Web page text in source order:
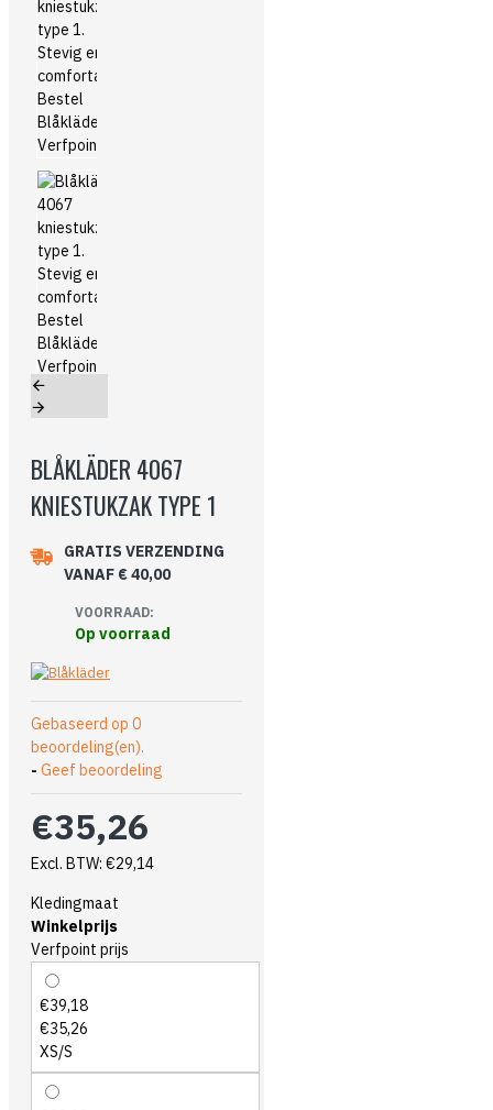
BLÅKLÄDER 4067
KNIESTUKZAK TYPE 1
GRATIS VERZENDING
VANAF € 40,00
VOORRAAD:
Op voorraad
Gebaseerd op 0
beoordeling(en).
- Geef beoordeling
€35,26
Excl. BTW: €29,14
Kledingmaat
Winkelprijs
Verfpoint prijs
€39,18
€35,26
XS/S